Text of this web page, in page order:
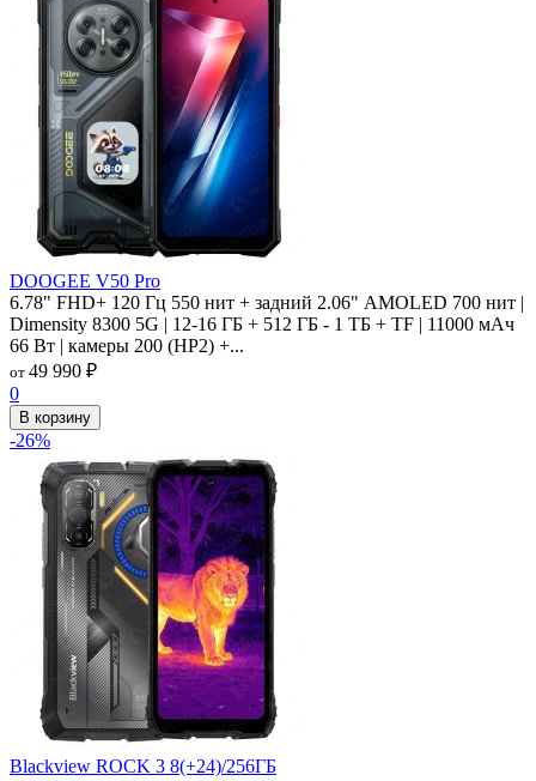
DOOGEE V50 Pro
6.78" FHD+ 120 Гц 550 нит + задний 2.06" AMOLED 700 нит |
Dimensity 8300 5G | 12-16 ГБ + 512 ГБ - 1 ТБ + TF | 11000 мАч
66 Вт | камеры 200 (HP2) +...
от 49 990 ₽
0
В корзину
-26%
Blackview ROCK 3 8(+24)/256ГБ